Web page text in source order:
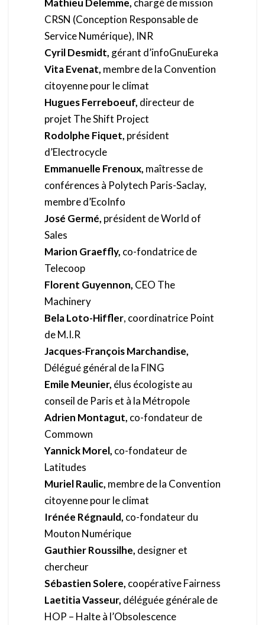
Mathieu Delemme, chargé de mission
CRSN (Conception Responsable de
Service Numérique), INR
Cyril Desmidt, gérant d’infoGnuEureka
Vita Evenat, membre de la Convention
citoyenne pour le climat
Hugues Ferreboeuf, directeur de
projet The Shift Project
Rodolphe Fiquet, président
d’Electrocycle
Emmanuelle Frenoux, maîtresse de
conférences à Polytech Paris-Saclay,
membre d’EcoInfo
José Germé, président de World of
Sales
Marion Graeffly, co-fondatrice de
Telecoop
Florent Guyennon, CEO The
Machinery
Bela Loto-Hiffler, coordinatrice Point
de M.I.R
Jacques-François Marchandise,
Délégué général de la FING
Emile Meunier, élus écologiste au
conseil de Paris et à la Métropole
Adrien Montagut, co-fondateur de
Commown
Yannick Morel, co-fondateur de
Latitudes
Muriel Raulic, membre de la Convention
citoyenne pour le climat
Irénée Régnauld, co-fondateur du
Mouton Numérique
Gauthier Roussilhe, designer et
chercheur
Sébastien Solere, coopérative Fairness
Laetitia Vasseur, déléguée générale de
HOP – Halte à l’Obsolescence